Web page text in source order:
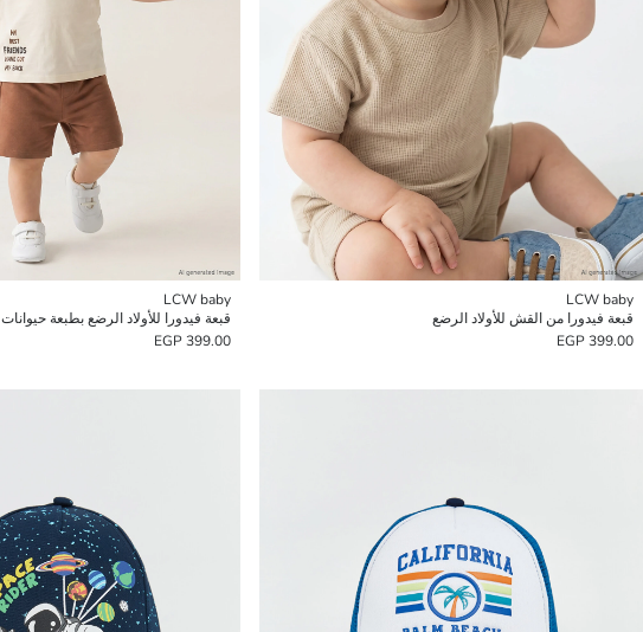
LCW baby
قبعة فيدورا من القش للأولاد الرضع
399.00 EGP
LCW baby
قبعة فيدورا للأولاد الرضع بطبعة حيوانات
399.00 EGP